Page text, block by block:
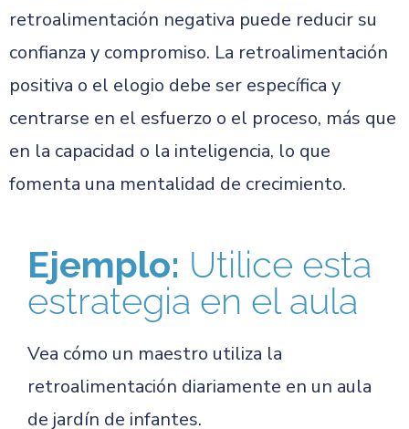
retroalimentación negativa puede reducir su
confianza y compromiso. La retroalimentación
positiva o el elogio debe ser específica y
centrarse en el esfuerzo o el proceso, más que
en la capacidad o la inteligencia, lo que
fomenta una mentalidad de crecimiento.
Ejemplo: Utilice esta
estrategia en el aula
Vea cómo un maestro utiliza la
retroalimentación diariamente en un aula
de jardín de infantes.